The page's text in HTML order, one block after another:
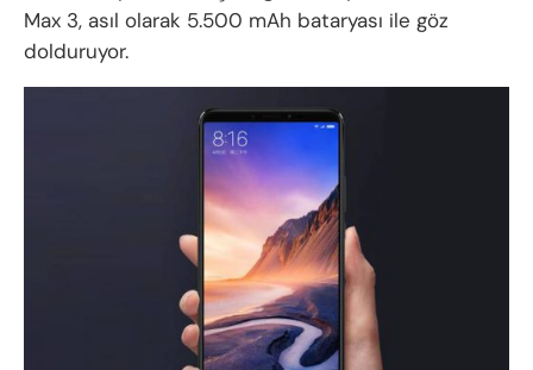
Max 3, asıl olarak 5.500 mAh bataryası ile göz
dolduruyor.